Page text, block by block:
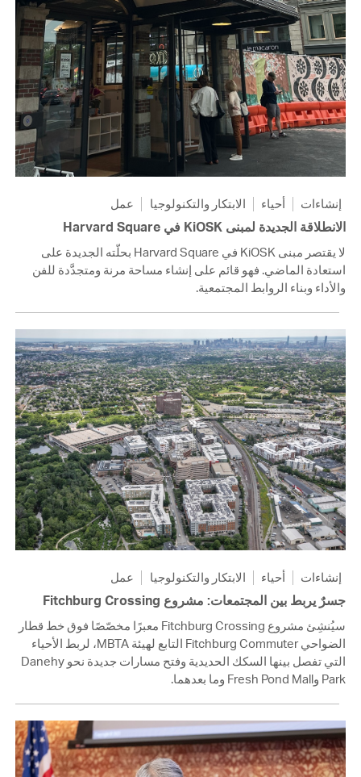
إنشاءات أحياء الابتكار والتكنولوجيا عمل
الانطلاقة الجديدة لمبنى KiOSK في Harvard Square
لا يقتصر مبنى KiOSK في Harvard Square بحلّته الجديدة على
استعادة الماضي. فهو قائم على إنشاء مساحة مرنة ومتجدَّدة للفن
والأداء وبناء الروابط المجتمعية.
إنشاءات أحياء الابتكار والتكنولوجيا عمل
جسرٌ يربط بين المجتمعات: مشروع Fitchburg Crossing
سيُنشِئ مشروع Fitchburg Crossing معبرًا مخصّصًا فوق خط قطار
الضواحي Fitchburg Commuter التابع لهيئة MBTA، لربط الأحياء
التي تفصل بينها السكك الحديدية وفتح مسارات جديدة نحو Danehy
Park وFresh Pond Mall وما بعدهما.